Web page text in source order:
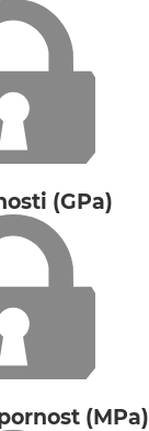
(GPa)
(MPa)